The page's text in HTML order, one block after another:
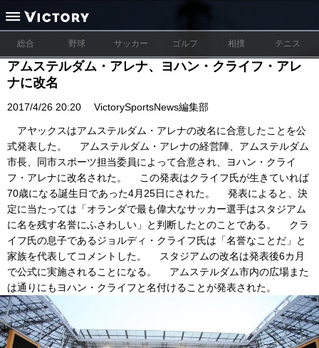
総合 野球 サッカー ゴルフ 相撲 テニス
アムステルダム・アレナ、ヨハン・クライフ・アレ
ナに改名
2017/4/26 20:20 VictorySportsNews編集部
アヤックスはアムステルダム・アレナの改名に合意したことを公
式発表した。 アムステルダム・アレナの経営陣、アムステルダム
市長、同市スポーツ担当委員によって合意され、ヨハン・クライ
フ・アレナに改名された。 この発表はクライフ氏が生きていれば
70歳になる誕生日であった4月25日にされた。 発表によると、決
定に当たっては「オランダで最も偉大なサッカー選手はスタジアム
に名を残す名誉にふさわしい」と判断したとのことである。 クラ
イフ氏の息子であるジョルディ・クライフ氏は「名誉なことだ」と
家族を代表してコメントした。 スタジアムの改名は発表後6カ月
で公式に実施されることになる。 アムステルダム市内の広場また
は通りにもヨハン・クライフと名付けることが発表された。